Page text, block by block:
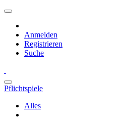
Anmelden
Registrieren
Suche
Pflichtspiele
Alles